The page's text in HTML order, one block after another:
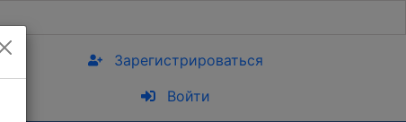
Зарегистрироваться
Войти